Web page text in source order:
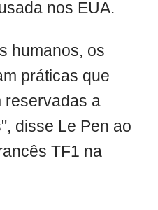
nos EUA.
humanos, os
práticas que
reservadas a
disse Le Pen ao
TF1 na